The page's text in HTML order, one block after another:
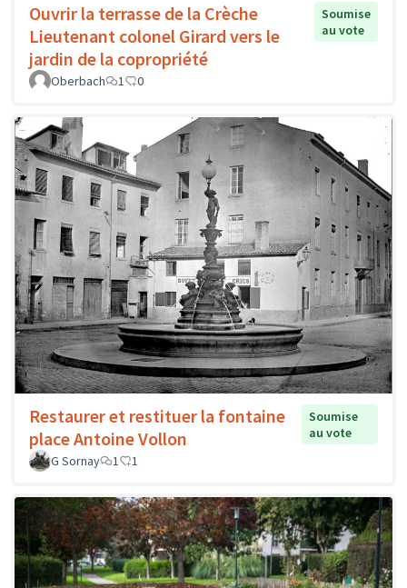
Ouvrir la terrasse de la Crèche
Lieutenant colonel Girard vers le
jardin de la copropriété
Soumise
au vote
Oberbach 1 0
Restaurer et restituer la fontaine
place Antoine Vollon
Soumise
au vote
G Sornay
1 1